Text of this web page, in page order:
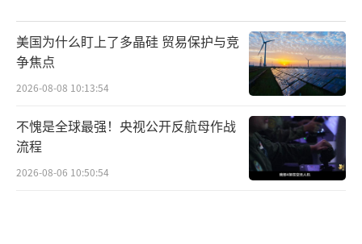
美国为什么盯上了多晶硅 贸易保护与竞
争焦点
2026-08-08 10:13:54
不愧是全球最强！央视公开反航母作战
流程
2026-08-06 10:50:54